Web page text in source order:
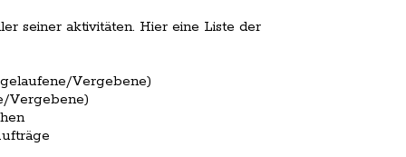
seiner aktivitäten. Hier eine Liste der
Vergebene)
Vergebene)